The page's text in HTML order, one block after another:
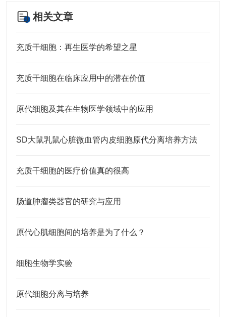
相关文章
充质干细胞：再生医学的希望之星
充质干细胞在临床应用中的潜在价值
原代细胞及其在生物医学领域中的应用
SD大鼠乳鼠心脏微血管内皮细胞原代分离培养方法
充质干细胞的医疗价值真的很高
肠道肿瘤类器官的研究与应用
原代心肌细胞间的培养是为了什么？
细胞生物学实验
原代细胞分离与培养